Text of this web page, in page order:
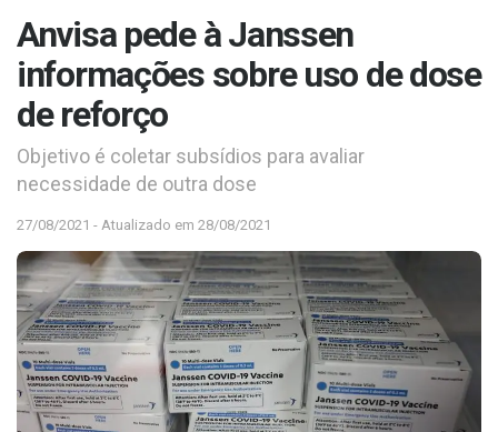
Anvisa pede à Janssen
informações sobre uso de dose
de reforço
Objetivo é coletar subsídios para avaliar
necessidade de outra dose
27/08/2021 - Atualizado em 28/08/2021